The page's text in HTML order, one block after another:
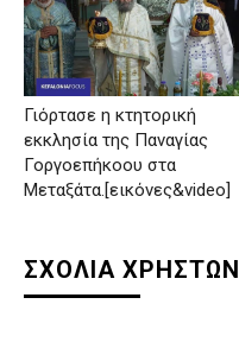
Γιόρτασε η κτητορική
εκκλησία της Παναγίας
Γοργοεπήκοου στα
Μεταξάτα.[εικόνες&video]
ΣΧΟΛΙΑ ΧΡΗΣΤΩΝ